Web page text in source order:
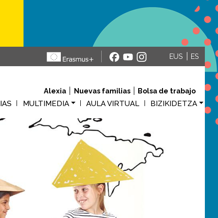
EUS ES
Alexia Nuevas familias Bolsa de trabajo
MULTIMEDIA AULA VIRTUAL BIZIKIDETZA